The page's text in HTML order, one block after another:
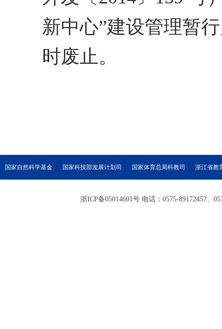
新中心”建设管理暂
时废止。
国家自然科学基金 国家科技部发展计划司 国家体育总局科教司 浙江省教
浙ICP备05014601号 电话：0575-89172457、